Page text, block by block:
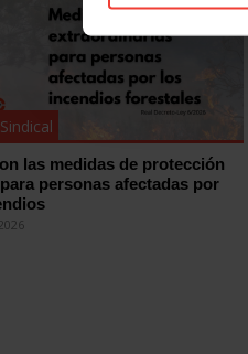
las medidas de protección
personas afectadas por